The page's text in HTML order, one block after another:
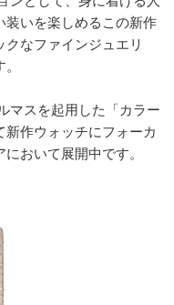
装いを楽しめるこの新作
なファインジュエリ
マスを起用した「カラー
作ウォッチにフォーカ
おいて展開中です。